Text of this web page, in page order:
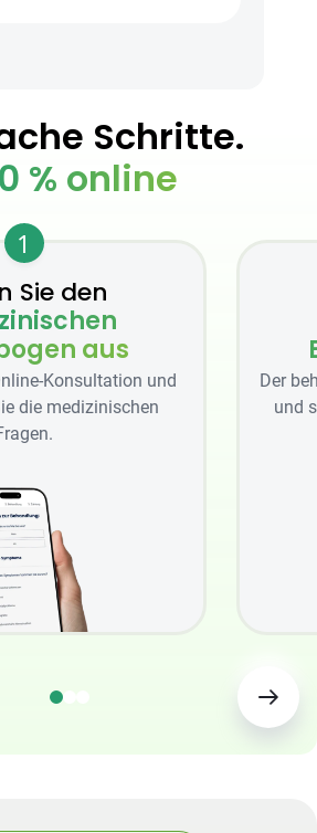
Schritte.
% online
1
Sie den
aus
Konsultation und
die medizinischen
Der
und